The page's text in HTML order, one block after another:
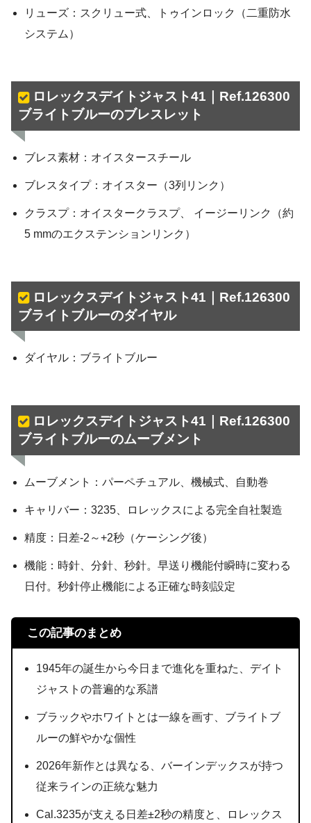
リューズ：スクリュー式、トゥインロック（二重防水
システム）
ロレックスデイトジャスト41｜Ref.126300
ブライトブルーのブレスレット
ブレス素材：オイスタースチール
ブレスタイプ：オイスター（3列リンク）
クラスプ：オイスタークラスプ、 イージーリンク（約
5 mmのエクステンションリンク）
ロレックスデイトジャスト41｜Ref.126300
ブライトブルーのダイヤル
ダイヤル：ブライトブルー
ロレックスデイトジャスト41｜Ref.126300
ブライトブルーのムーブメント
ムーブメント：パーペチュアル、機械式、自動巻
キャリバー：3235、ロレックスによる完全自社製造
精度：日差-2～+2秒（ケーシング後）
機能：時針、分針、秒針。早送り機能付瞬時に変わる
日付。秒針停止機能による正確な時刻設定
この記事のまとめ
1945年の誕生から今日まで進化を重ねた、デイト
ジャストの普遍的な系譜
ブラックやホワイトとは一線を画す、ブライトブ
ルーの鮮やかな個性
2026年新作とは異なる、バーインデックスが持つ
従来ラインの正統な魅力
Cal.3235が支える日差±2秒の精度と、ロレックス